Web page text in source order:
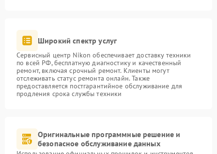
Широкий спектр услуг
Сервисный центр Nikon обеспечивает доставку техники
по всей РФ, бесплатную диагностику и качественный
ремонт, включая срочный ремонт. Клиенты могут
отслеживать статус ремонта онлайн. Также
предоставляется постгарантийное обслуживание для
продления срока службы техники
Оригинальные программные решение и
безопасное обслуживание данных